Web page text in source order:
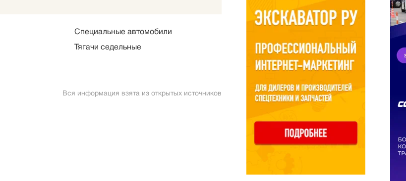
Специальные автомобили
Тягачи седельные
Вся информация взята из открытых источников